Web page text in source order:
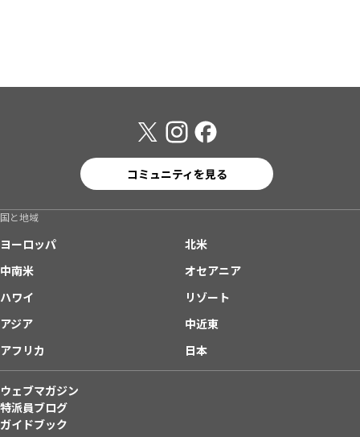
コミュニティを見る
国と地域
ヨーロッパ
北米
中南米
オセアニア
ハワイ
リゾート
アジア
中近東
アフリカ
日本
ウェブマガジン
特派員ブログ
ガイドブック